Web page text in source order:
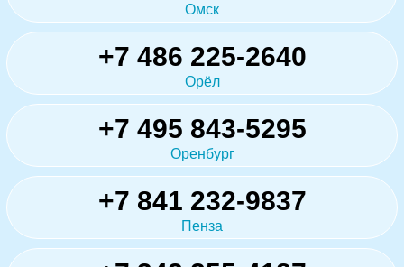
Омск
+7 486 225-2640
Орёл
+7 495 843-5295
Оренбург
+7 841 232-9837
Пенза